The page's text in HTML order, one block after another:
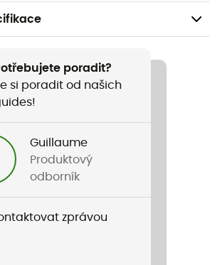
poradit?
si poradit od našich
Guillaume
Produktový
odborník
zprávou